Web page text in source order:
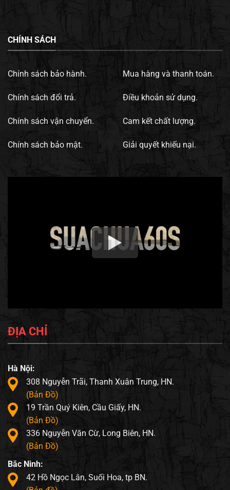
CHÍNH SÁCH
Chính sách bảo hành.
Chính sách đổi trả.
Chính sách vận chuyển.
Chính sách bảo mật.
Mua hàng và thanh toán.
Điều khoản sử dụng.
Cam kết chất lượng.
Giải quyết khiếu nại.
ĐỊA CHỈ
Hà Nội:
308 Nguyễn Trãi, Thanh Xuân Trung, HN.
(Bản Đồ)
19 Trần Quý Kiên, Cầu Giấy, HN.
(Bản Đồ)
336 Nguyễn Văn Cừ, Long Biên, HN.
(Bản Đồ)
Bắc Ninh:
42 Hồ Ngọc Lân, Suối Hoa, tp BN.